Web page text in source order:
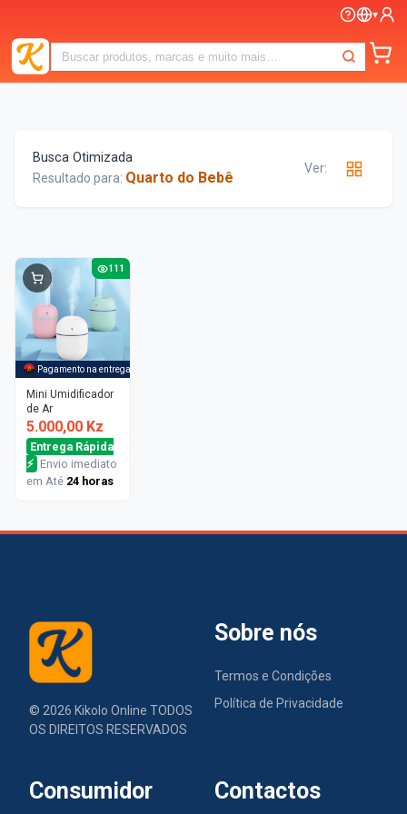
▾
Busca Otimizada
Resultado para: Quarto do Bebê
Ver:
111
Pagamento na entrega
Mini Umidificador
de Ar
5.000,00 Kz
Entrega Rápida
⚡ Envio imediato
em Até 24 horas
© 2026 Kikolo Online TODOS
OS DIREITOS RESERVADOS
Sobre nós
Termos e Condições
Política de Privacidade
Consumidor Contactos